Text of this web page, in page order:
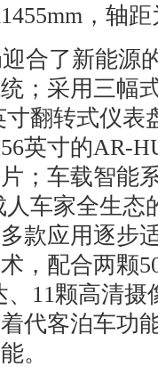
，轴
合了新能源
；采用三幅
翻转式仪表
英寸的AR-
；车载智能
车家全生态
款应用逐步
，配合两颗
11颗高清
代客泊车功
。